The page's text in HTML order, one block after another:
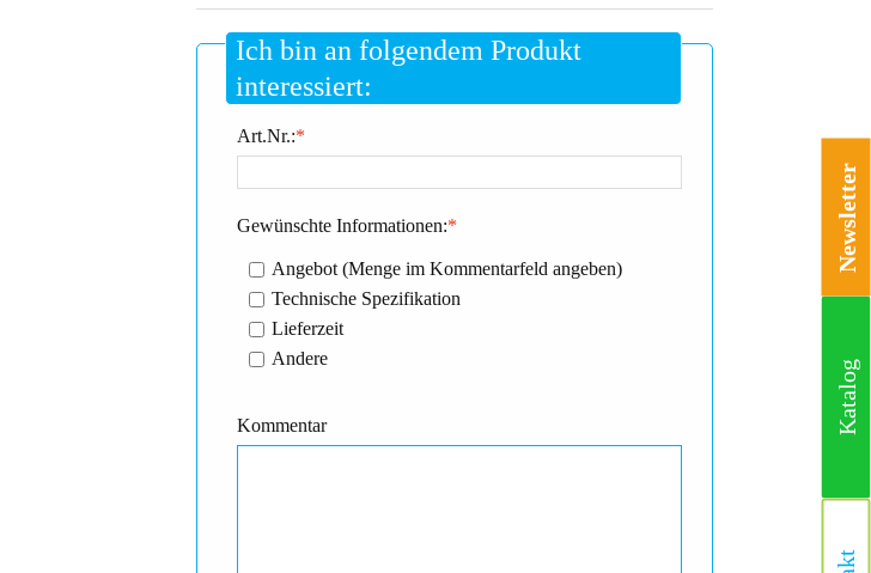
Ich bin an folgendem Produkt
interessiert:
*
Art.Nr.:
*
Gewünschte Informationen:
Angebot (Menge im Kommentarfeld angeben)
Technische Spezifikation
Lieferzeit
Andere
Kommentar
Newsletter
Katalog